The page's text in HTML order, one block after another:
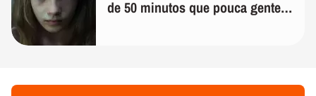
de 50 minutos que pouca gente